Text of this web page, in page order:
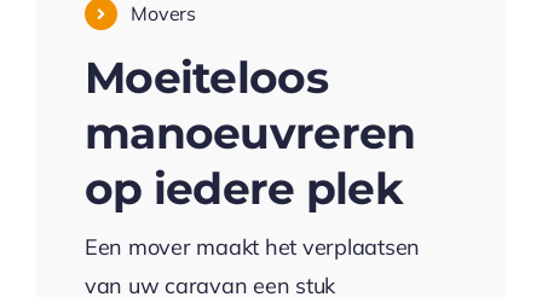
Movers
Moeiteloos
manoeuvreren
op iedere plek
Een mover maakt het verplaatsen
van uw caravan een stuk